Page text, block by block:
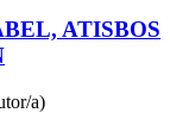
ATISBOS
a)